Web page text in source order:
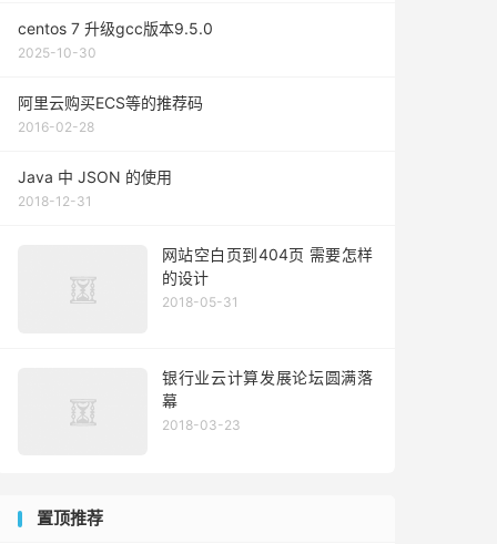
centos 7 升级gcc版本9.5.0
2025-10-30
阿里云购买ECS等的推荐码
2016-02-28
Java 中 JSON 的使用
2018-12-31
网站空白页到404页 需要怎样
的设计
2018-05-31
银行业云计算发展论坛圆满落
幕
2018-03-23
置顶推荐